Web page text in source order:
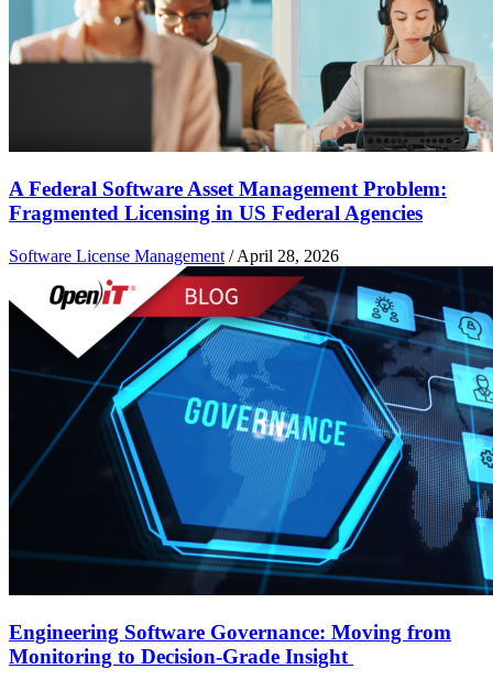
A Federal Software Asset Management Problem:
Fragmented Licensing in US Federal Agencies
Software License Management /April 28, 2026
Engineering Software Governance: Moving from
Monitoring to Decision-Grade Insight